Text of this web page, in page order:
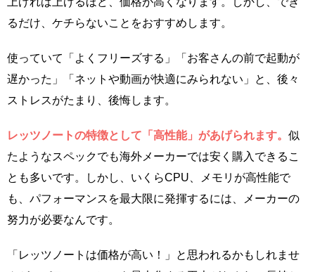
るだけ、ケチらないことをおすすめします。
使っていて「よくフリーズする」「お客さんの前で起動が
遅かった」「ネットや動画が快適にみられない」と、後々
ストレスがたまり、後悔します。
レッツノートの特徴として「高性能」があげられます。 似
たようなスペックでも海外メーカーでは安く購入できるこ
とも多いです。しかし、いくらCPU、メモリが高性能で
も、パフォーマンスを最大限に発揮するには、メーカーの
努力が必要なんです。
「レッツノートは価格が高い！」と思われるかもしれませ